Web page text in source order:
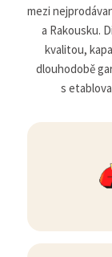
mezi
a Rakousku.
kvalitou,
dlouhodobě
s